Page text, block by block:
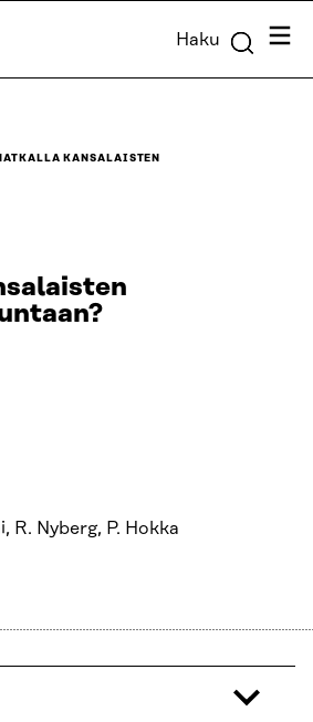
Haku
KANSALAISTEN
R. Nyberg, P. Hokka